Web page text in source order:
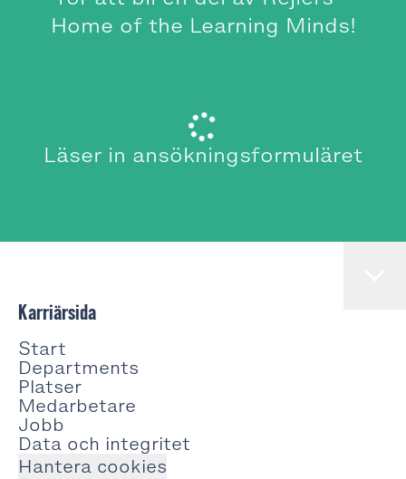
Home of the Learning Minds!
Läser in ansökningsformuläret
Karriärsida
Start
Departments
Platser
Medarbetare
Jobb
Data och integritet
Hantera cookies